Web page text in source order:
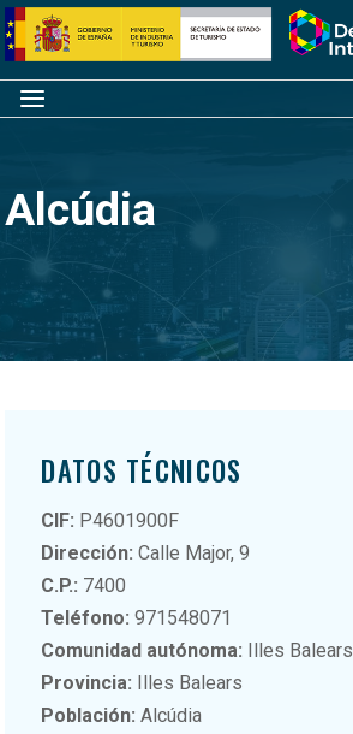
Saltar
al
contenido
Inicio
Menú
Alcúdia
DATOS TÉCNICOS
CIF: P4601900F
Dirección: Calle Major, 9
C.P.: 7400
Teléfono: 971548071
Comunidad autónoma: Illes Balears
Provincia: Illes Balears
Población: Alcúdia